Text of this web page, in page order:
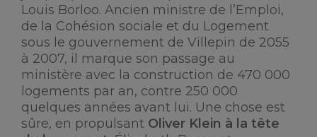
Louis Borloo. Ancien ministre de l’Emploi,
de la Cohésion sociale et du Logement
sous le gouvernement de Villepin de 2055
à 2007, il marque son passage au
ministère avec la construction de 470 000
logements par an, contre 250 000
quelques années avant lui. Une chose est
sûre, en propulsant Oliver Klein à la tête